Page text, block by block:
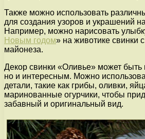
Также можно использовать
для создания узоров и украшений
Например, можно нарисовать
Новым годом» на животике свинки
майонеза.
Декор свинки «Оливье» может быть
но и интересным. Можно
детали, такие как грибы, оливки,
маринованные огурчики, чтобы
забавный и оригинальный вид.